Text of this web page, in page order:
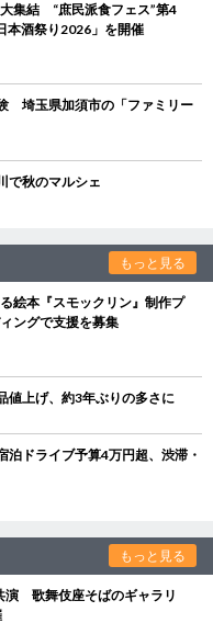
集結 “庶民派食フェス”第4
本酒祭り2026」を開催
埼玉県加須市の「ファミリー
で秋のマルシェ
もっと見る
絵本『スモックリン』制作プ
ングで支援を募集
値上げ、約3年ぶりの多さに
ドライブ予算4万円超、渋滞・
もっと見る
演 歌舞伎座そばのギャラリ